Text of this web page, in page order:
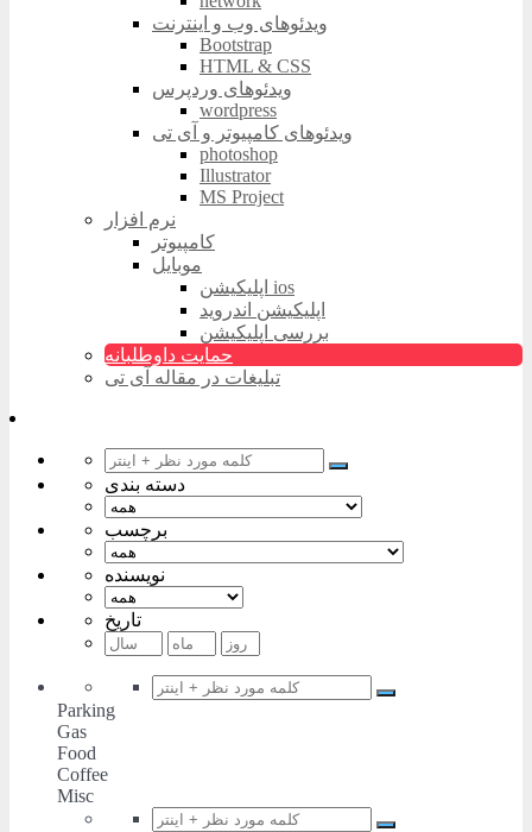
ویدئوهای وب و اینترنت
Bootstrap
HTML & CSS
ویدئوهای وردپرس
wordpress
ویدئوهای کامپیوتر و آی تی
photoshop
Illustrator
MS Project
نرم افزار
کامپیوتر
موبایل
اپلیکیشن ios
اپلیکیشن اندروید
بررسی اپلیکیشن
حمایت داوطلبانه
تبلیغات در مقاله آی تی
دسته بندی
برچسب
نویسنده
تاریخ
Parking
Gas
Food
Coffee
Misc